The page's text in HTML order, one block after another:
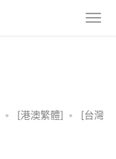
• [港澳繁體] •
[台灣